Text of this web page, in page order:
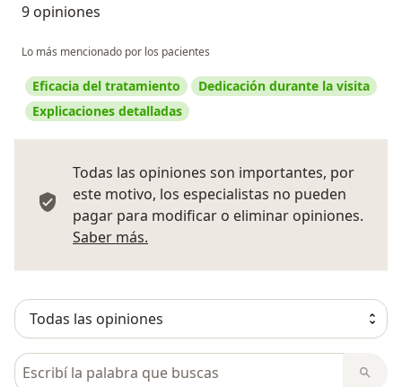
9 opiniones
Lo más mencionado por los pacientes
Eficacia del tratamiento
Dedicación durante la visita
Explicaciones detalladas
Todas las opiniones son importantes, por
este motivo, los especialistas no pueden
pagar para modificar o eliminar opiniones.
Saber más.
Busca en opiniones